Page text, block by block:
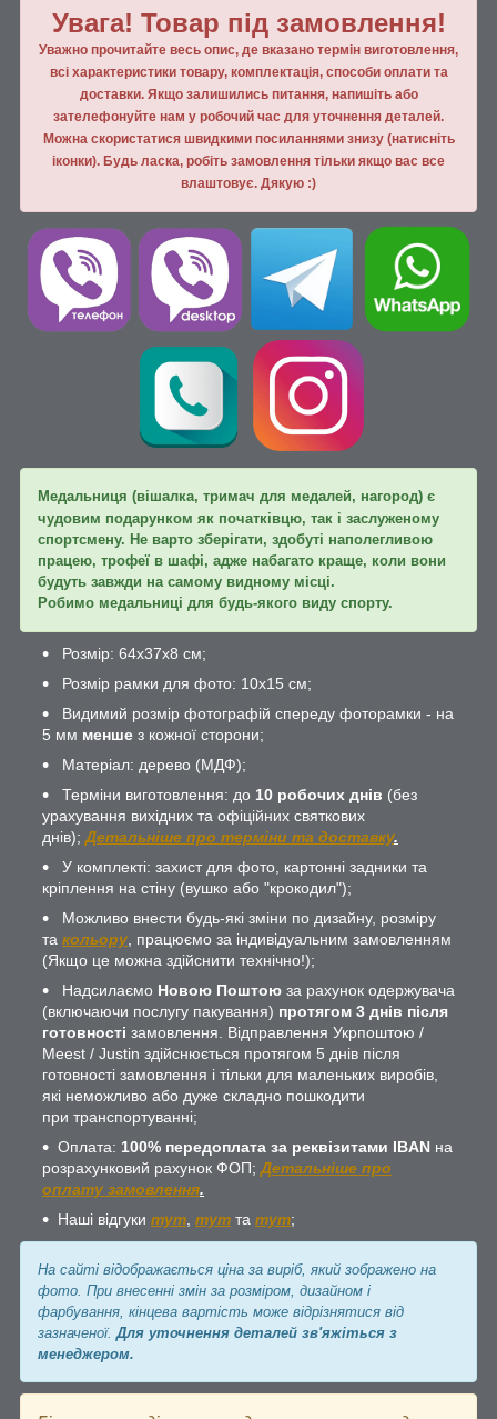
Увага! Товар під замовлення!
Уважно прочитайте весь опис, де вказано термін виготовлення,
всі характеристики товару, комплектація, способи оплати та
доставки. Якщо залишились питання, напишiть або
зателефонуйте нам у робочий час для уточнення деталей.
Можна скористатися швидкими посиланнями знизу (натисніть
іконки). Будь ласка, робiть замовлення тiльки якщо вас все
влаштовує. Дякую :)
Медальниця (вішалка, тримач для медалей, нагород) є
чудовим подарунком як початківцю, так і заслуженому
спортсмену. Не варто зберігати, здобуті наполегливою
працею, трофеї в шафі, адже набагато краще, коли вони
будуть завжди на самому видному місці.
Робимо медальниці для будь-якого виду спорту.
Розмір: 64х37х8 см;
Розмір рамки для фото: 10х15 см;
Видимий розмір фотографій спереду фоторамки - на
5 мм менше з кожної сторони;
Матеріал: дерево (МДФ);
Терміни виготовлення: до 10 робочих днів (без
урахування вихідних та офіційних святкових
днів); Детальніше про терміни та доставку.
У комплекті: захист для фото, картонні задники та
кріплення на стіну (вушко або "крокодил");
Можливо внести будь-які зміни по дизайну, розміру
та кольору , працюємо за індивідуальним замовленням
(Якщо це можна здійснити технічно!);
Надсилаємо Новою Поштою за рахунок одержувача
(включаючи послугу пакування) протягом 3 днів після
готовності замовлення. Відправлення Укрпоштою /
Meest / Justin здійснюється протягом 5 днів після
готовності замовлення і тільки для маленьких виробів,
які неможливо або дуже складно пошкодити
при транспортуванні;
Оплата: 100% передоплата за реквізитами IBAN на
розрахунковий рахунок ФОП; Детальніше про
оплату замовлення.
Наші відгуки тут тут та тут;
На сайті відображається ціна за виріб, який зображено на
фото. При внесенні змін за розміром, дизайном і
фарбування, кінцева вартість може відрізнятися від
зазначеної. Для уточнення деталей зв'яжіться з
менеджером.